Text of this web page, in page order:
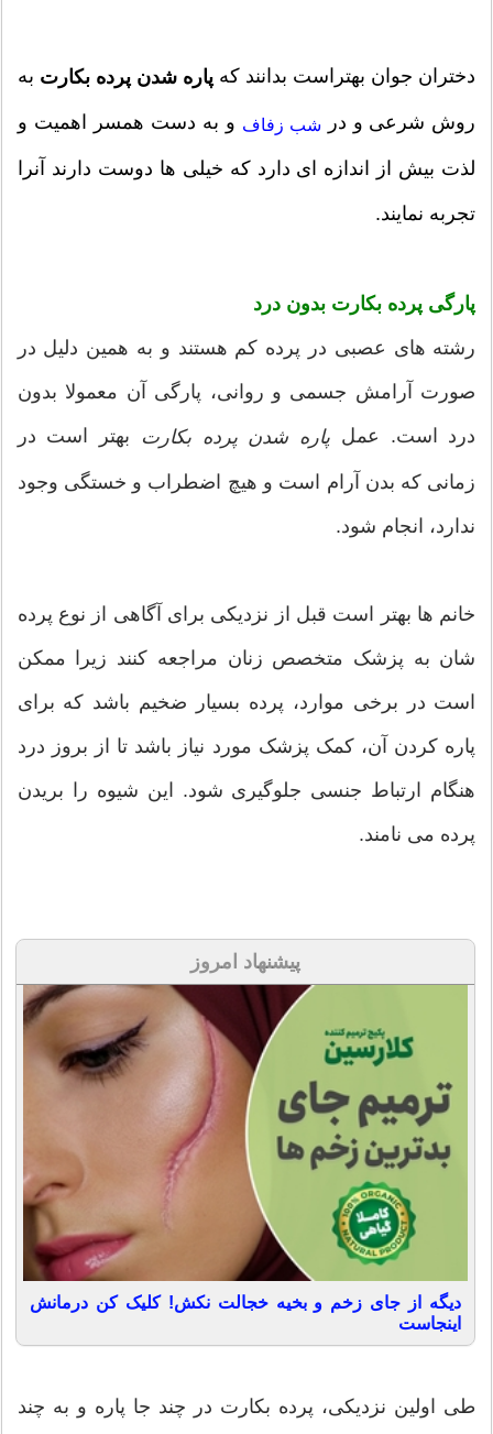
دختران جوان بهتراست بدانند کهپاره شدن پرده بکارت به
روش شرعی و در شب زفاف و به دست همسر اهمیت و
لذت بیش از اندازه ای دارد که خیلی ها دوست دارند آنرا
تجربه نمایند.
پارگی پرده بکارت بدون درد
رشته های عصبی در پرده کم هستند و به همین دلیل در
صورت آرامش جسمی و روانی، پارگی آن معمولا بدون
درد است. عمل پاره شدن پرده بکارت بهتر است در
زمانی که بدن آرام است و هیچ اضطراب و خستگی وجود
ندارد، انجام شود.
خانم ها بهتر است قبل از نزدیکی برای آگاهی از نوع پرده
شان به پزشک متخصص زنان مراجعه کنند زیرا ممکن
است در برخی موارد، پرده بسیار ضخیم باشد که برای
پاره کردن آن، کمک پزشک مورد نیاز باشد تا از بروز درد
هنگام ارتباط جنسی جلوگیری شود. این شیوه را بریدن
پرده می نامند.
پیشنهاد امروز
دیگه از جای زخم و بخیه خجالت نکش! کلیک کن درمانش
اینجاست
طی اولین نزدیکی، پرده بکارت در چند جا پاره و به چند